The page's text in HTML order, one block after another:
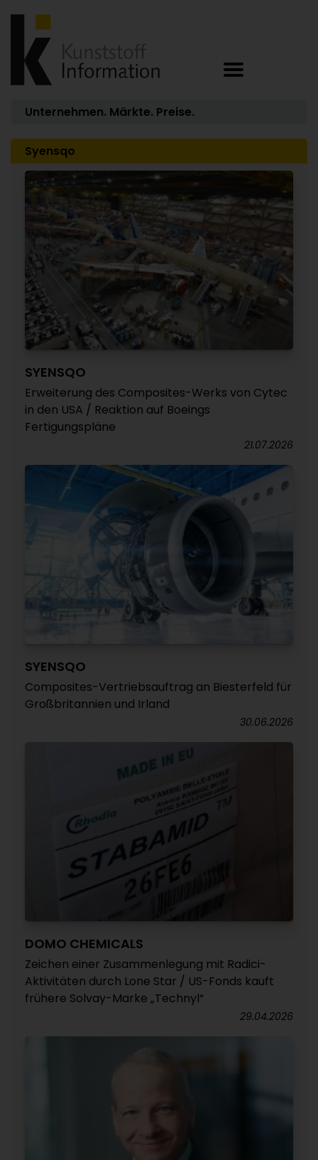
Unternehmen. Märkte. Preise.
Syensqo
SYENSQO
Erweiterung des Composites-Werks von Cytec
in den USA / Reaktion auf Boeings
Fertigungspläne
21.07.2026
SYENSQO
Composites-Vertriebsauftrag an Biesterfeld für
Großbritannien und Irland
30.06.2026
DOMO CHEMICALS
Zeichen einer Zusammenlegung mit Radici-
Aktivitäten durch Lone Star / US-Fonds kauft
frühere Solvay-Marke „Technyl“
29.04.2026